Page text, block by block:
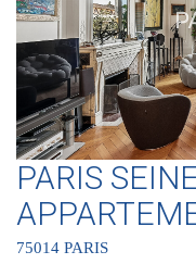
PARIS
75014 PARIS